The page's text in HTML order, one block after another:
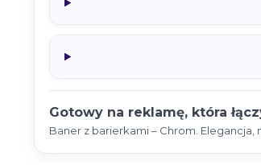
Gotowy na reklamę, która
Baner z barierkami – Chrom. Elegancja,